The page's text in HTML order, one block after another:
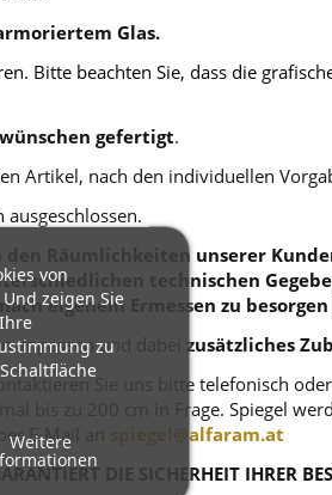
Glas.
Bitte beachten Sie, dass die
gefertigt.
Artikel, nach den individuellen
Räumlichkeiten unserer
technischen
eigenem Ermessen zu
anpassen und dabei zusätzliches
Sie uns bitte telefonisch
bis zu 200 cm in Frage. Spiegel
E-Mail an
spiegel@alfaram.at
DIE SICHERHEIT IHRER
von
zeigen Sie
zu
Weitere